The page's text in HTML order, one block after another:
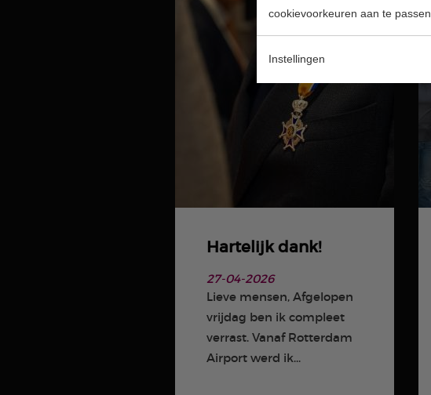
cookievoorkeuren aan te passen.
Instellingen
Hartelijk dank!
27-04-2026
Lieve mensen, Afgelopen
vrijdag ben ik compleet
verrast. Vanaf Rotterdam
Airport werd ik...